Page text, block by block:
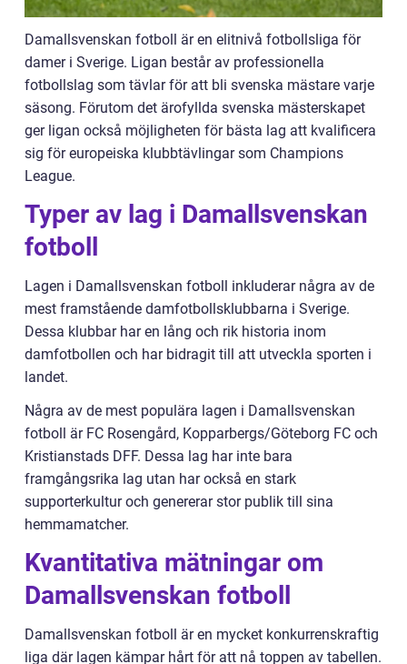
Damallsvenskan fotboll är en elitnivå fotbollsliga för
damer i Sverige. Ligan består av professionella
fotbollslag som tävlar för att bli svenska mästare varje
säsong. Förutom det ärofyllda svenska mästerskapet
ger ligan också möjligheten för bästa lag att kvalificera
sig för europeiska klubbtävlingar som Champions
League.
Typer av lag i Damallsvenskan
fotboll
Lagen i Damallsvenskan fotboll inkluderar några av de
mest framstående damfotbollsklubbarna i Sverige.
Dessa klubbar har en lång och rik historia inom
damfotbollen och har bidragit till att utveckla sporten i
landet.
Några av de mest populära lagen i Damallsvenskan
fotboll är FC Rosengård, Kopparbergs/Göteborg FC och
Kristianstads DFF. Dessa lag har inte bara
framgångsrika lag utan har också en stark
supporterkultur och genererar stor publik till sina
hemmamatcher.
Kvantitativa mätningar om
Damallsvenskan fotboll
Damallsvenskan fotboll är en mycket konkurrenskraftig
liga där lagen kämpar hårt för att nå toppen av tabellen.